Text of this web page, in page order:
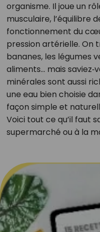
organisme. Il joue un
musculaire, l’équilibre
fonctionnement du
pression artérielle. On
bananes, les légumes
aliments… mais
minérales sont aussi
une eau bien choisie
façon simple et
Voici tout ce qu’il faut
supermarché ou à la